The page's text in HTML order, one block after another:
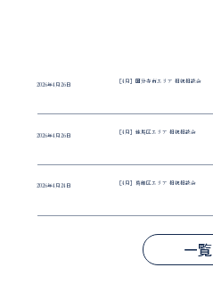
2026年4月26日
［4月］国分寺市エリア 相続相談会
2026年4月26日
［4月］練馬区エリア 相続相談会
2026年4月24日
［4月］葛飾区エリア 相続相談会
一覧